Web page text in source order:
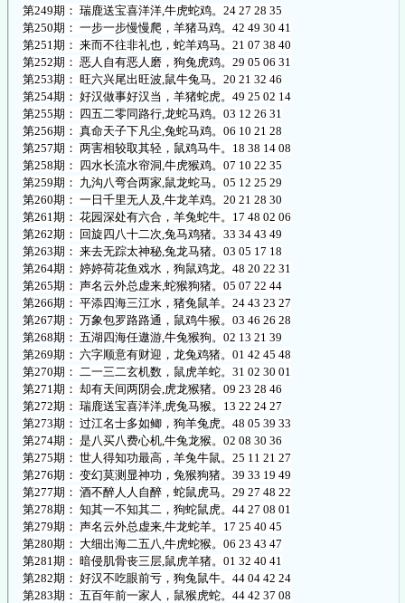
第249期： 瑞鹿送宝喜洋洋,牛虎蛇鸡。24 27 28 35
第250期： 一步一步慢慢爬，羊猪马鸡。42 49 30 41
第251期： 来而不往非礼也，蛇羊鸡马。21 07 38 40
第252期： 恶人自有恶人磨，狗兔虎鸡。29 05 06 31
第253期： 旺六兴尾出旺波,鼠牛兔马。20 21 32 46
第254期： 好汉做事好汉当，羊猪蛇虎。49 25 02 14
第255期： 四五二零同路行,龙蛇马鸡。03 12 26 31
第256期： 真命天子下凡尘,兔蛇马鸡。06 10 21 28
第257期： 两害相较取其轻，鼠鸡马牛。18 38 14 08
第258期： 四水长流水帘洞,牛虎猴鸡。07 10 22 35
第259期： 九沟八弯合两家,鼠龙蛇马。05 12 25 29
第260期： 一日千里无人及,牛龙羊鸡。20 21 28 30
第261期： 花园深处有六合，羊兔蛇牛。17 48 02 06
第262期： 回旋四八十二次,兔马鸡猪。33 34 43 49
第263期： 来去无踪太神秘,兔龙马猪。03 05 17 18
第264期： 婷婷荷花鱼戏水，狗鼠鸡龙。48 20 22 31
第265期： 声名云外总虚来,蛇猴狗猪。05 07 22 44
第266期： 平添四海三江水，猪兔鼠羊。24 43 23 27
第267期： 万象包罗路路通，鼠鸡牛猴。03 46 26 28
第268期： 五湖四海任遨游,牛兔猴狗。02 13 21 39
第269期： 六字顺意有财迎，龙兔鸡猪。01 42 45 48
第270期： 二一三二玄机数，鼠虎羊蛇。31 02 30 01
第271期： 却有天间两阴会,虎龙猴猪。09 23 28 46
第272期： 瑞鹿送宝喜洋洋,虎兔马猴。13 22 24 27
第273期： 过江名士多如鲫，狗羊兔虎。48 05 39 33
第274期： 是八买八费心机,牛兔龙猴。02 08 30 36
第275期： 世人得知功最高，羊兔牛鼠。25 11 21 27
第276期： 变幻莫测显神功，兔猴狗猪。39 33 19 49
第277期： 酒不醉人人自醉，蛇鼠虎马。29 27 48 22
第278期： 知其一不知其二，狗蛇鼠虎。44 27 08 01
第279期： 声名云外总虚来,牛龙蛇羊。17 25 40 45
第280期： 大细出海二五八,牛虎蛇猴。06 23 43 47
第281期： 暗侵肌骨丧三层,鼠虎羊猪。01 32 40 41
第282期： 好汉不吃眼前亏，狗兔鼠牛。44 04 42 24
第283期： 五百年前一家人，鼠猴虎蛇。44 42 37 08